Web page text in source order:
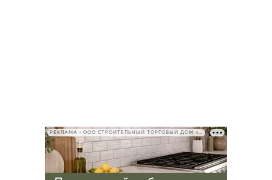
РЕКЛАМА • ООО СТРОИТЕЛЬНЫЙ ТОРГОВЫЙ ДОМ «ПЕТРОВИЧ», ИНН 7802348846